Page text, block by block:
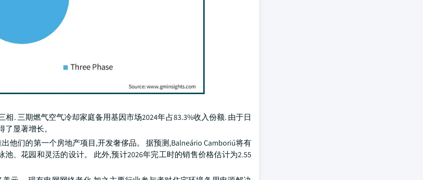
. 三期燃气空气冷却家庭备用基因市场2024年占83.3%收入份额. 由于日
显著增长。
他们的第一个房地产项目,开发奢侈品。 据预测,Balneário Camboriú将有
、花园和灵活的设计。 此外,预计2026年完工时的销售价格估计为2.55